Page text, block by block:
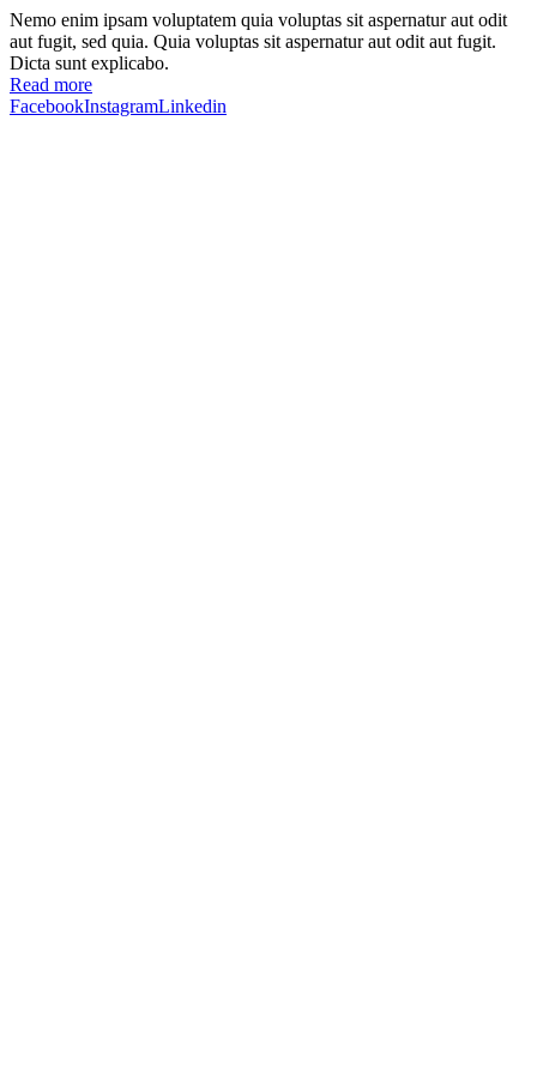
Nemo enim ipsam voluptatem quia voluptas sit aspernatur aut odit
aut fugit, sed quia. Quia voluptas sit aspernatur aut odit aut fugit.
Dicta sunt explicabo.
Read more
FacebookInstagramLinkedin